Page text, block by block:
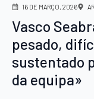
16 DE MARÇO, 2026
Vasco
pesado,
sustentado
da equipa»